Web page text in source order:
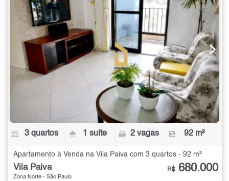
3 quartos 1 suíte 2 vagas 92 m²
Apartamento à Venda na Vila Paiva com 3 quartos - 92 m²
Vila Paiva
Zona Norte - São Paulo
R$ 680.000